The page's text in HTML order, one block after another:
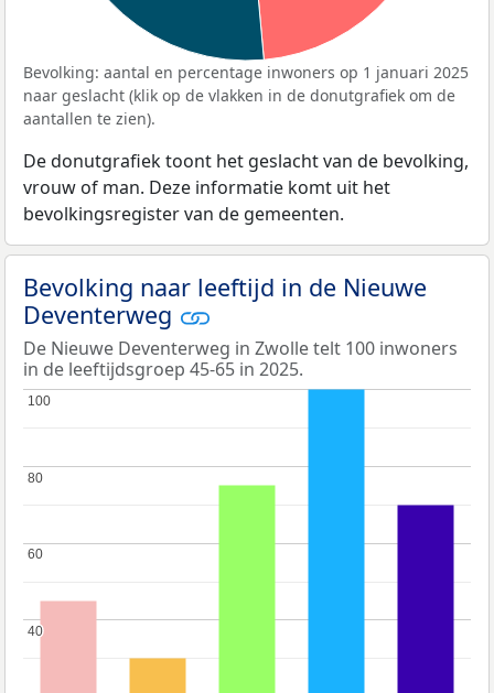
Bevolking: aantal en percentage inwoners op 1 januari 2025
naar geslacht (klik op de vlakken in de donutgrafiek om de
aantallen te zien).
De donutgrafiek toont het geslacht van de bevolking,
vrouw of man. Deze informatie komt uit het
bevolkingsregister van de gemeenten.
Bevolking naar leeftijd in de Nieuwe
Deventerweg
De Nieuwe Deventerweg in Zwolle telt 100 inwoners
in de leeftijdsgroep 45-65 in 2025.
40
40
60
60
80
80
100
100